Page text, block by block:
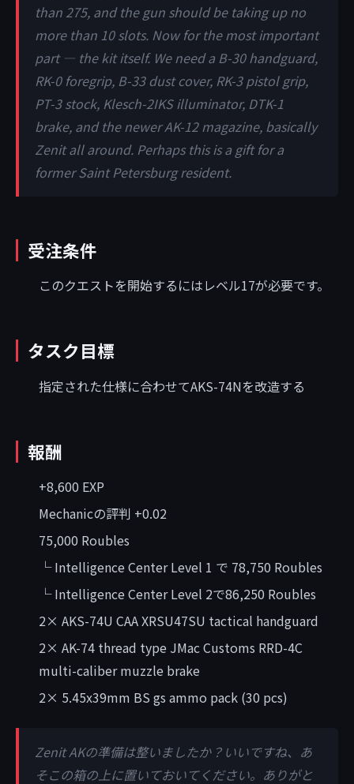
than 275, and the gun should be taking up no
more than 10 slots. Now for the most important
part — the kit itself. We need a B-30 handguard,
RK-0 foregrip, B-33 dust cover, RK-3 pistol grip,
PT-3 stock, Klesch-2IKS illuminator, DTK-1
brake, and the newer AK-12 magazine, basically
Zenit all around. Perhaps this is a gift for a
former Saint Petersburg resident.
受注条件
このクエストを開始するにはレベル17が必要です。
タスク目標
指定された仕様に合わせてAKS-74Nを改造する
報酬
+8,600 EXP
Mechanicの評判 +0.02
75,000 Roubles
└ Intelligence Center Level 1 で 78,750 Roubles
└ Intelligence Center Level 2で86,250 Roubles
2× AKS-74U CAA XRSU47SU tactical handguard
2× AK-74 thread type JMac Customs RRD-4C
multi-caliber muzzle brake
2× 5.45x39mm BS gs ammo pack (30 pcs)
Zenit AKの準備は整いましたか？いいですね、あ
そこの箱の上に置いておいてください。ありがと